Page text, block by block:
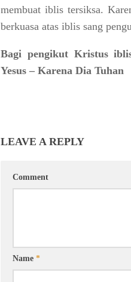
membuat iblis tersiksa.
berkuasa atas iblis sang
Bagi pengikut Kristus
Yesus – Karena Dia Tuhan
LEAVE A REPLY
Comment
Name *